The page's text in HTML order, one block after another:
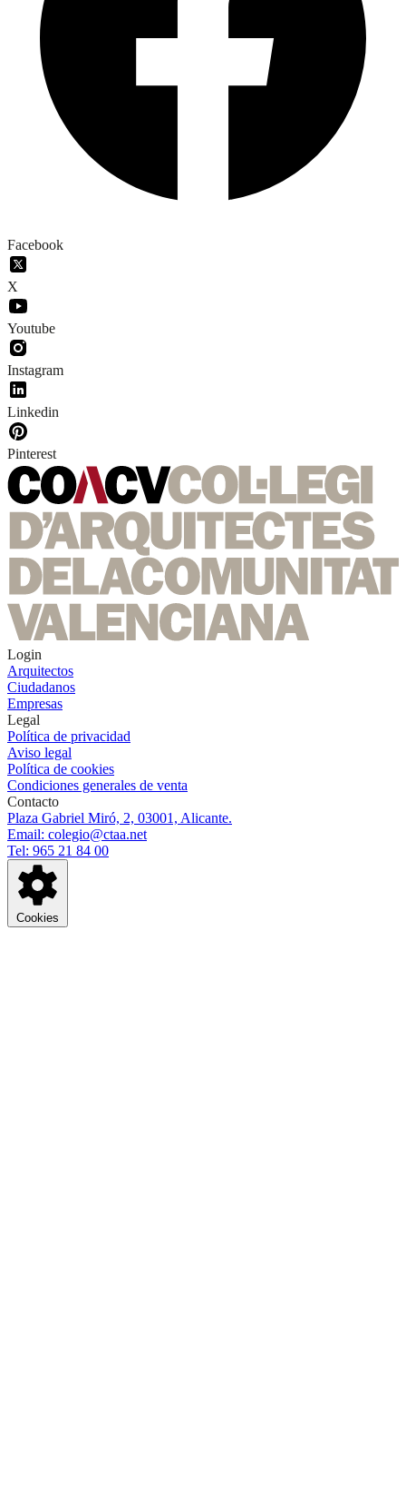
Facebook
X
Youtube
Instagram
Linkedin
Pinterest
Login
Arquitectos
Ciudadanos
Empresas
Legal
Política de privacidad
Aviso legal
Política de cookies
Condiciones generales de venta
Contacto
Plaza Gabriel Miró, 2, 03001, Alicante.
Email: colegio@ctaa.net
Tel: 965 21 84 00
Cookies